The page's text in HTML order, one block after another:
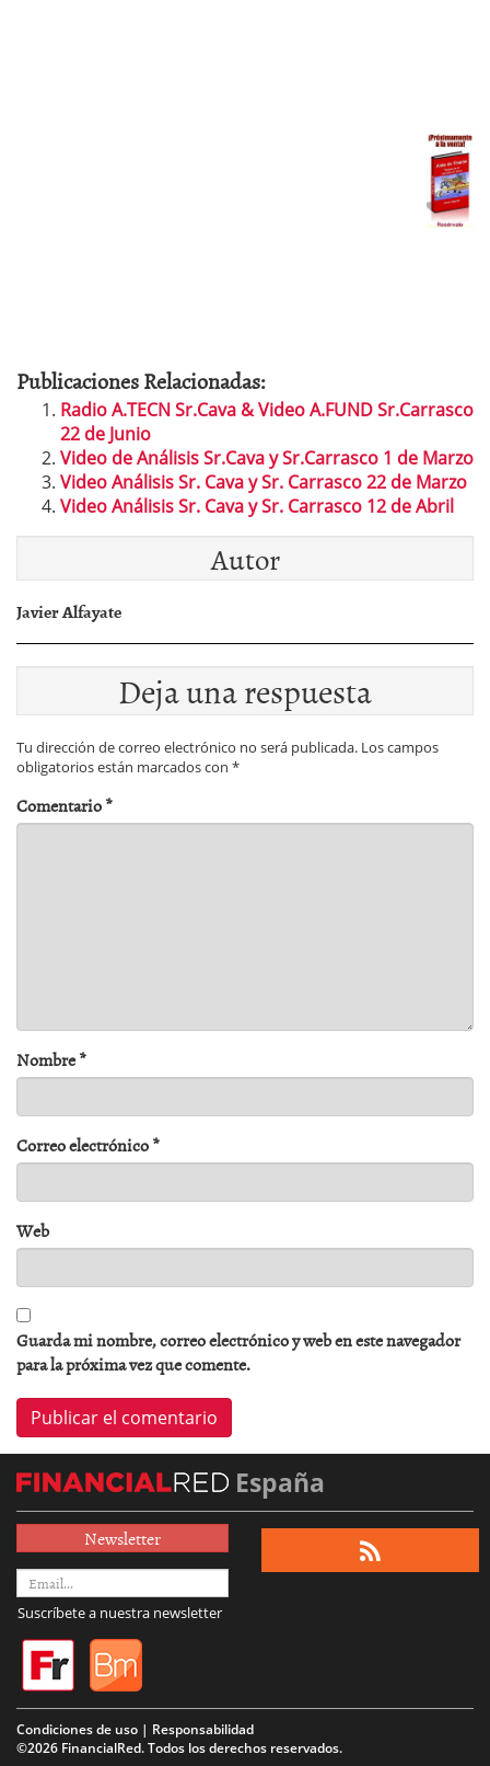
Publicaciones Relacionadas:
Radio A.TECN Sr.Cava & Video A.FUND Sr.Carrasco
22 de Junio
Video de Análisis Sr.Cava y Sr.Carrasco 1 de Marzo
Video Análisis Sr. Cava y Sr. Carrasco 22 de Marzo
Video Análisis Sr. Cava y Sr. Carrasco 12 de Abril
Autor
Javier Alfayate
Deja una respuesta
Tu dirección de correo electrónico no será publicada. Los campos
obligatorios están marcados con *
Comentario*
Nombre*
Correo electrónico*
Web
Guarda mi nombre, correo electrónico y web en este navegador
para la próxima vez que comente.
España
Newsletter
Suscríbete a nuestra newsletter
Condiciones de uso | Responsabilidad
©2026 FinancialRed. Todos los derechos reservados.